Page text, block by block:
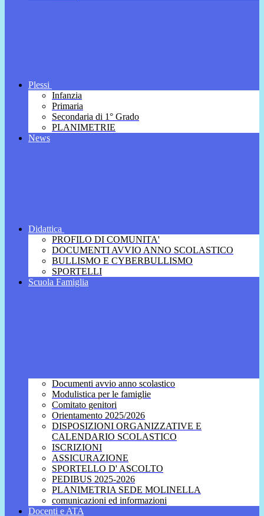
Plessi
Infanzia
Primaria
Secondaria di 1° Grado
PLANIMETRIE
News
Didattica
PROFILO DI COMUNITA'
DOCUMENTI AVVIO ANNO SCOLASTICO
BULLISMO E CYBERBULLISMO
SPORTELLI
Scuola Famiglia
Documenti avvio anno scolastico
Modulistica per le famiglie
Comitato genitori
Orientamento 2025/2026
DISPOSIZIONI ORGANIZZATIVE E
CALENDARIO SCOLASTICO
ISCRIZIONI
ASSICURAZIONE
SPORTELLO D' ASCOLTO
PEDIBUS 2025-2026
PLANIMETRIA SEDE MOLINELLA
comunicazioni ed informazioni
Docenti e ATA